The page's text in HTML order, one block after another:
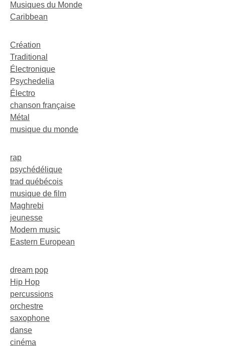
Musiques du Monde
Caribbean
Création
Traditional
Électronique
Psychedelia
Électro
chanson française
Métal
musique du monde
rap
psychédélique
trad québécois
musique de film
Maghrebi
jeunesse
Modern music
Eastern European
dream pop
Hip Hop
percussions
orchestre
saxophone
danse
cinéma